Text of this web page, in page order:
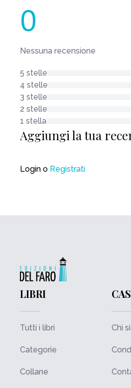
0
Nessuna recensione
5 stelle
4 stelle
3 stelle
2 stelle
1 stella
Aggiungi la tua
Login o Registrati
LIBRI
Tutti i libri
Categorie
Collane
Chi